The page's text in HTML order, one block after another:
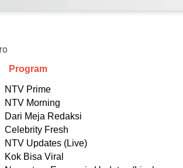
Program
Prime
Morning
Meja Redaksi
Fresh
Updates (Live)
Bisa Viral